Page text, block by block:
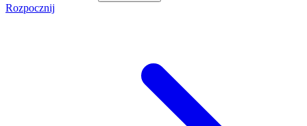
Rozpocznij